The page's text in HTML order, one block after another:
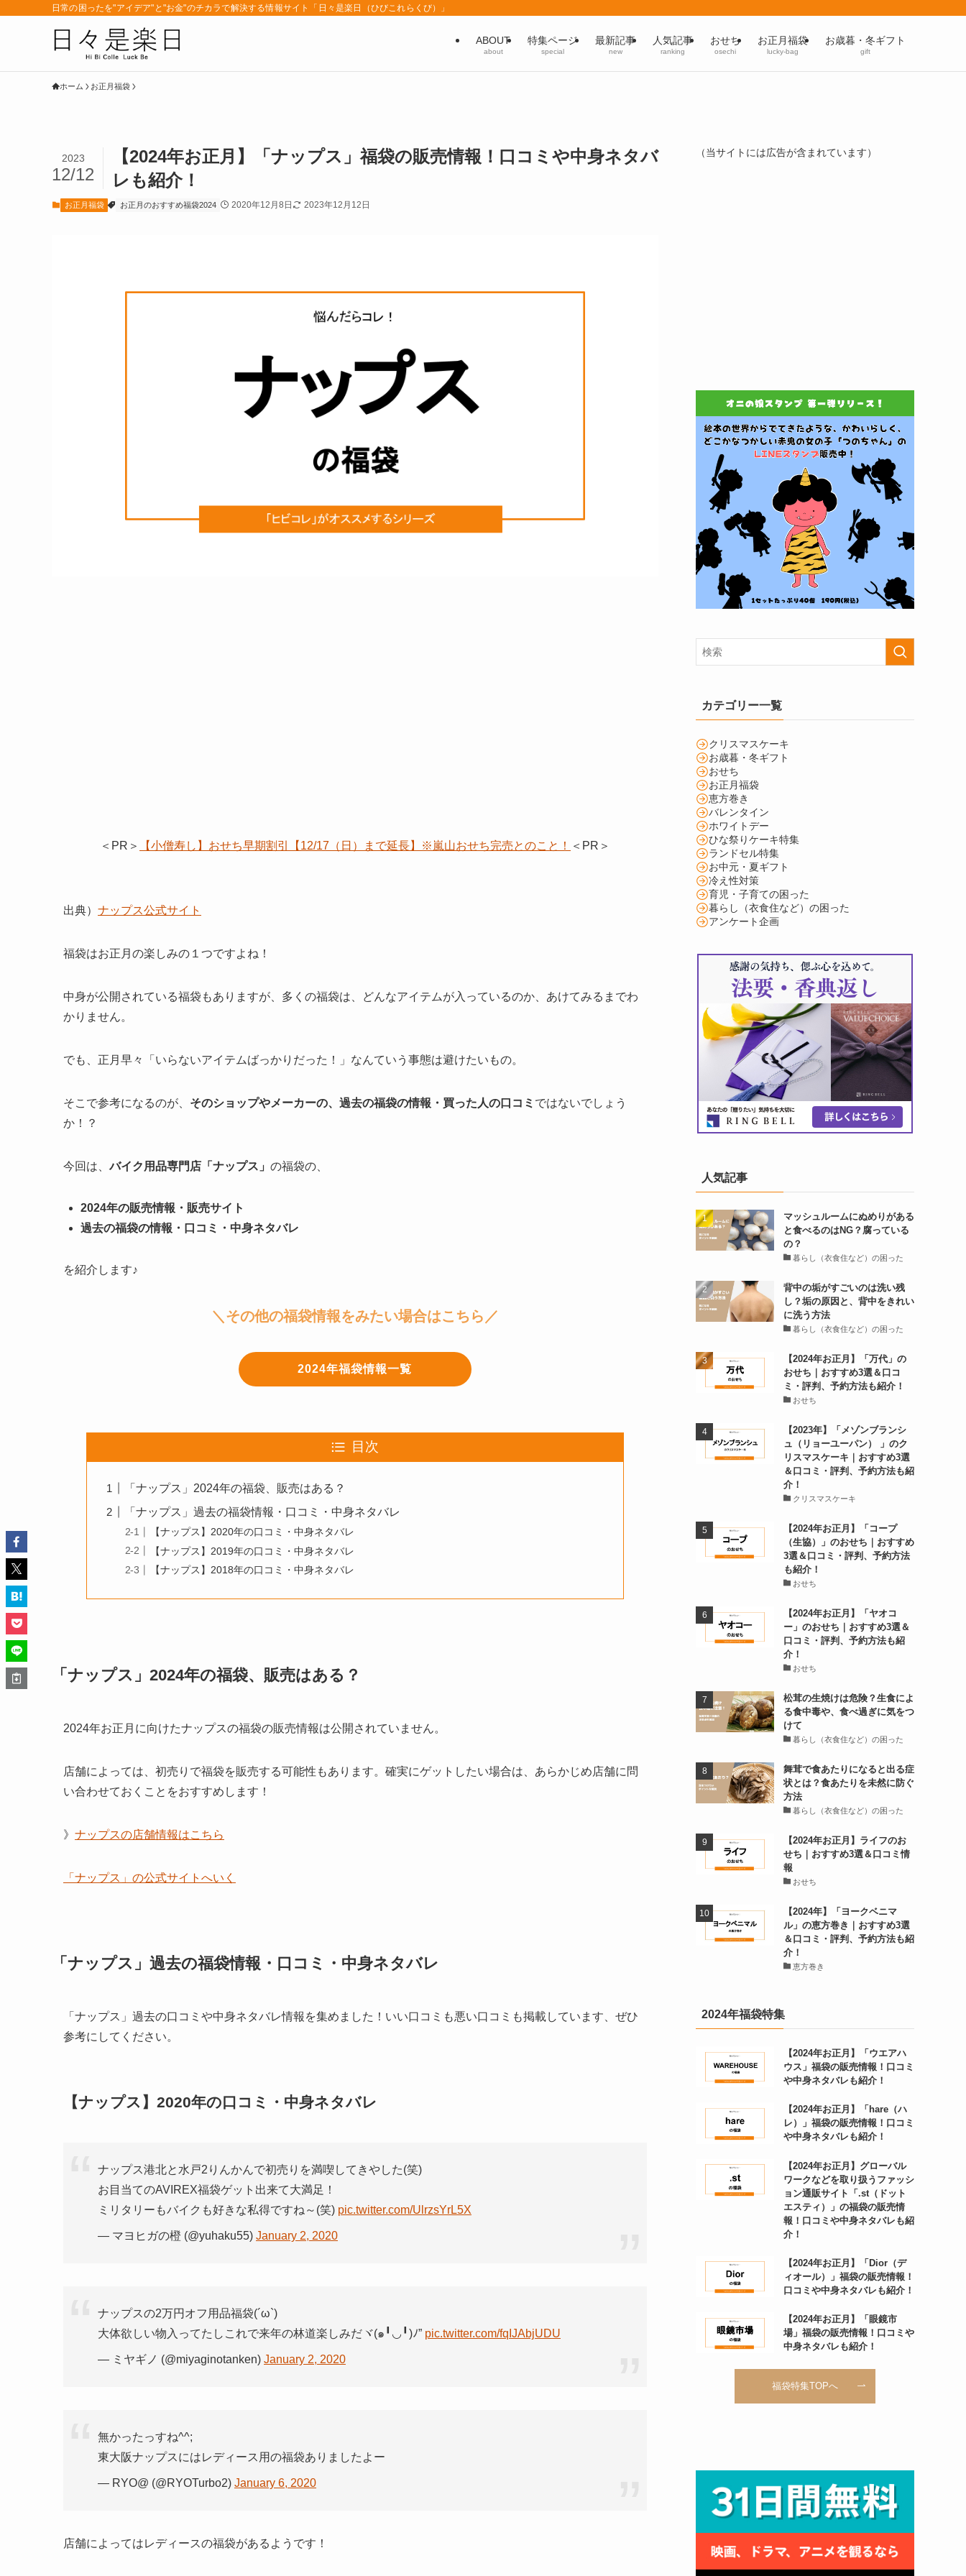
日常の困ったを"アイデア"と"お金"のチカラで解決する情報サイト「日々是楽日（ひびこれらくび）」
ABOUT
about
特集ページ
special
最新記事
new
人気記事
ranking
おせち
osechi
お正月福袋
lucky-bag
お歳暮・冬ギフト
gift
ホーム お正月福袋
【2024年お正月】「ナップス」福袋の販売情報！口コミや中身ネタバ
レも紹介！
2023
12/12
お正月福袋 お正月のおすすめ福袋2024 2020年12月8日 2023年12月12日
＜PR＞ 【小僧寿し】おせち早期割引【12/17（日）まで延長】※嵐山おせち完売とのこと！ ＜PR＞
出典） ナップス公式サイト
福袋はお正月の楽しみの１つですよね！
中身が公開されている福袋もありますが、多くの福袋は、どんなアイテムが入っているのか、あけてみるまでわ
かりません。
でも、正月早々「いらないアイテムばっかりだった！」なんていう事態は避けたいもの。
そこで参考になるのが、 そのショップやメーカーの、過去の福袋の情報・買った人の口コミ ではないでしょう
か！？
今回は、バイク用品専門店「ナップス」 の福袋の、
2024年の販売情報・販売サイト
過去の福袋の情報・口コミ・中身ネタバレ
を紹介します♪
＼その他の福袋情報をみたい場合はこちら／
2024年福袋情報一覧
目次
「ナップス」2024年の福袋、販売はある？
「ナップス」過去の福袋情報・口コミ・中身ネタバレ
【ナップス】2020年の口コミ・中身ネタバレ
【ナップス】2019年の口コミ・中身ネタバレ
【ナップス】2018年の口コミ・中身ネタバレ
「ナップス」2024年の福袋、販売はある？
2024年お正月に向けたナップスの福袋の販売情報は公開されていません。
店舗によっては、初売りで福袋を販売する可能性もあります。確実にゲットしたい場合は、あらかじめ店舗に問
い合わせておくことをおすすめします！
》 ナップスの店舗情報はこちら
「ナップス」の公式サイトへいく
「ナップス」過去の福袋情報・口コミ・中身ネタバレ
「ナップス」過去の口コミや中身ネタバレ情報を集めました！いい口コミも悪い口コミも掲載しています、ぜひ
参考にしてください。
【ナップス】2020年の口コミ・中身ネタバレ
ナップス港北と水戸2りんかんで初売りを満喫してきやした(笑)
お目当てのAVIREX福袋ゲット出来て大満足！
ミリタリーもバイクも好きな私得ですね～(笑) pic.twitter.com/UlrzsYrL5X
— マヨヒガの橙 (@yuhaku55) January 2, 2020
ナップスの2万円オフ用品福袋(´ω`)
大体欲しい物入ってたしこれで来年の林道楽しみだヾ(๑╹◡╹)ﾉ” pic.twitter.com/fqIJAbjUDU
— ミヤギノ (@miyaginotanken) January 2, 2020
無かったっすね^^;
東大阪ナップスにはレディース用の福袋ありましたよー
— RYO@ (@RYOTurbo2) January 6, 2020
店舗によってはレディースの福袋があるようです！
（当サイトには広告が含まれています）
カテゴリー一覧
クリスマスケーキ
お歳暮・冬ギフト
おせち
お正月福袋
恵方巻き
バレンタイン
ホワイトデー
ひな祭りケーキ特集
ランドセル特集
お中元・夏ギフト
冷え性対策
育児・子育ての困った
暮らし（衣食住など）の困った
アンケート企画
人気記事
マッシュルームにぬめりがある
と食べるのはNG？腐っている
の？
暮らし（衣食住など）の困った
背中の垢がすごいのは洗い残
し？垢の原因と、背中をきれい
に洗う方法
暮らし（衣食住など）の困った
【2024年お正月】「万代」の
おせち｜おすすめ3選＆口コ
ミ・評判、予約方法も紹介！
おせち
【2023年】「メゾンブランシ
ュ（リョーユーパン） 」のク
リスマスケーキ｜おすすめ3選
＆口コミ・評判、予約方法も紹
介！
クリスマスケーキ
【2024年お正月】「コープ
（生協）」のおせち｜おすすめ
3選＆口コミ・評判、予約方法
も紹介！
おせち
【2024年お正月】「ヤオコ
ー」のおせち｜おすすめ3選＆
口コミ・評判、予約方法も紹
介！
おせち
松茸の生焼けは危険？生食によ
る食中毒や、食べ過ぎに気をつ
けて
暮らし（衣食住など）の困った
舞茸で食あたりになると出る症
状とは？食あたりを未然に防ぐ
方法
暮らし（衣食住など）の困った
【2024年お正月】ライフのお
せち｜おすすめ3選＆口コミ情
報
おせち
【2024年】「ヨークベニマ
ル」の恵方巻き｜おすすめ3選
＆口コミ・評判、予約方法も紹
介！
恵方巻き
2024年福袋特集
【2024年お正月】「ウエアハ
ウス」福袋の販売情報！口コミ
や中身ネタバレも紹介！
【2024年お正月】「hare（ハ
レ）」福袋の販売情報！口コミ
や中身ネタバレも紹介！
【2024年お正月】グローバル
ワークなどを取り扱うファッシ
ョン通販サイト「.st（ドット
エスティ）」の福袋の販売情
報！口コミや中身ネタバレも紹
介！
【2024年お正月】「Dior（デ
ィオール）」福袋の販売情報！
口コミや中身ネタバレも紹介！
【2024年お正月】「眼鏡市
場」福袋の販売情報！口コミや
中身ネタバレも紹介！
福袋特集TOPへ